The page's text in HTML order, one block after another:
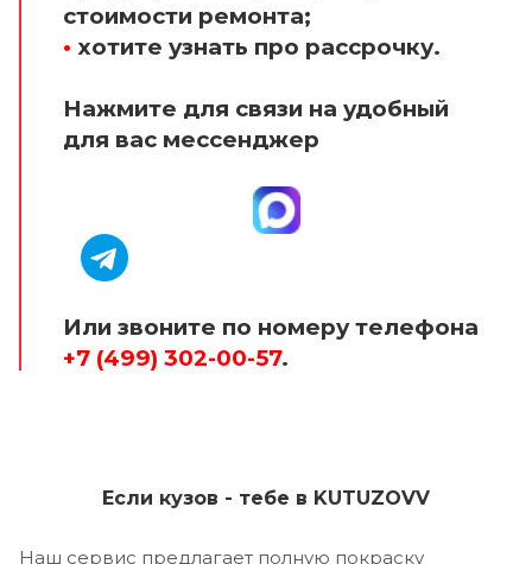
стоимости ремонта;
• хотите узнать про рассрочку.
Нажмите для связи на удобный
для вас мессенджер
Или звоните по номеру телефона
+7 (499) 302-00-57.
Если кузов - тебе в KUTUZOVV
Наш сервис предлагает полную покраску